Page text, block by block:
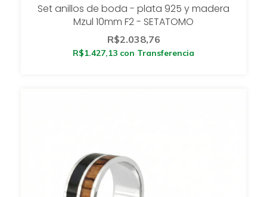
Set anillos de boda - plata 925 y madera
Mzul 10mm F2 - SETATOMO
R$2.038,76
R$1.427,13 con Transferencia